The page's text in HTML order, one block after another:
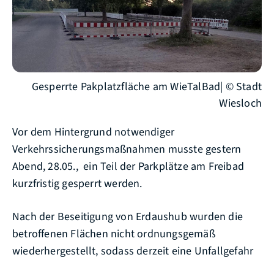
Gesperrte Pakplatzfläche am WieTalBad| © Stadt
Wiesloch
Vor dem Hintergrund notwendiger
Verkehrssicherungsmaßnahmen musste gestern
Abend, 28.05., ein Teil der Parkplätze am Freibad
kurzfristig gesperrt werden.
Nach der Beseitigung von Erdaushub wurden die
betroffenen Flächen nicht ordnungsgemäß
wiederhergestellt, sodass derzeit eine Unfallgefahr